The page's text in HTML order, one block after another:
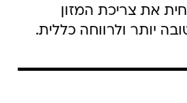
את צריכת המזון
יותר ולרווחה כללית.